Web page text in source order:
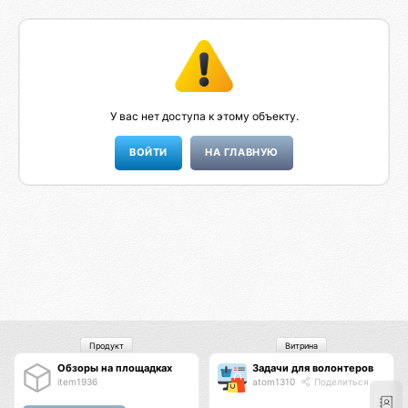
У вас нет доступа к этому объекту.
НА ГЛАВНУЮ
Обзоры на площадках
item1936
Продукт
Задачи для волонтеров
atom1310 Поделиться
Витрина